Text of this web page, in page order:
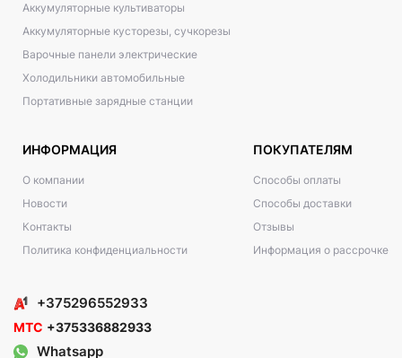
Аккумуляторные культиваторы
Аккумуляторные кусторезы, сучкорезы
Варочные панели электрические
Холодильники автомобильные
Портативные зарядные станции
ИНФОРМАЦИЯ
О компании
Новости
Контакты
Политика конфиденциальности
ПОКУПАТЕЛЯМ
Способы оплаты
Способы доставки
Отзывы
Информация о рассрочке
+375296552933
МТС +375336882933
Whatsapp